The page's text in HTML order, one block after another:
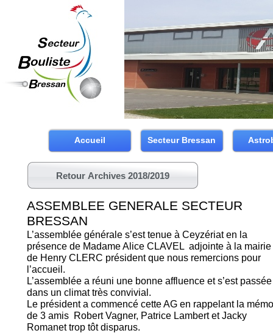
Accueil Secteur Bressan
ASSEMBLEE GENERALE SECTEUR
BRESSAN
L’assemblée générale s’est tenue à Ceyzériat en la
présence de Madame Alice CLAVEL adjointe à la mairie
de Henry CLERC président que nous remercions pour
l’accueil.
L’assemblée a réuni une bonne affluence et s’est passée
dans un climat très convivial.
Le président a commencé cette AG en rappelant la
de 3 amis Robert Vagner, Patrice Lambert et Jacky
Romanet trop tôt disparus.
Retour Archives 2018/2019